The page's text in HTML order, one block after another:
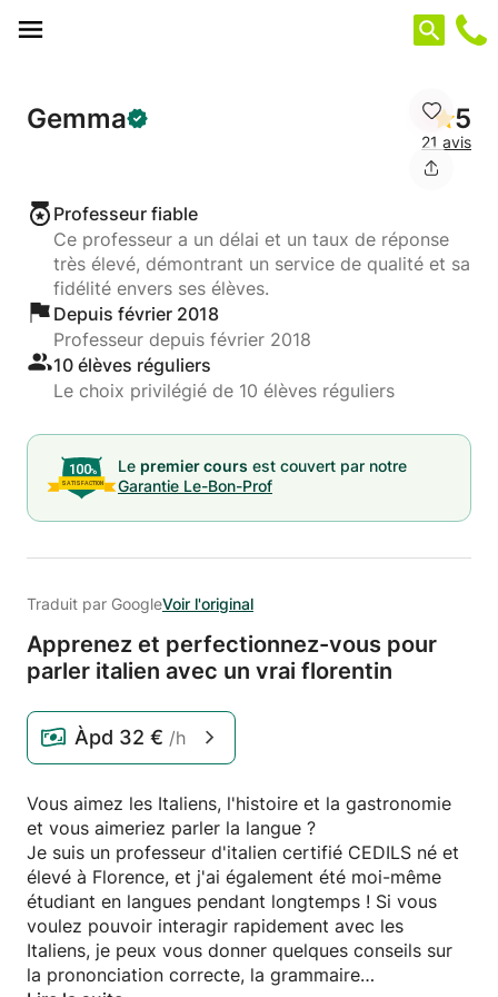
Gemma 5
21 avis
Professeur fiable
Ce professeur a un délai et un taux de réponse
très élevé, démontrant un service de qualité et sa
fidélité envers ses élèves.
Depuis février 2018
Professeur depuis février 2018
10 élèves réguliers
Le choix privilégié de 10 élèves réguliers
Le premier cours est couvert par notre
Garantie Le-Bon-Prof
Traduit par GoogleVoir l'original
Apprenez et perfectionnez-vous pour
parler italien avec un vrai florentin
Àpd 32 € /h
Vous aimez les Italiens, l'histoire et la gastronomie
et vous aimeriez parler la langue ?
Je suis un professeur d'italien certifié CEDILS né et
élevé à Florence, et j'ai également été moi-même
étudiant en langues pendant longtemps ! Si vous
voulez pouvoir interagir rapidement avec les
Italiens, je peux vous donner quelques conseils sur
la prononciation correcte, la grammaire